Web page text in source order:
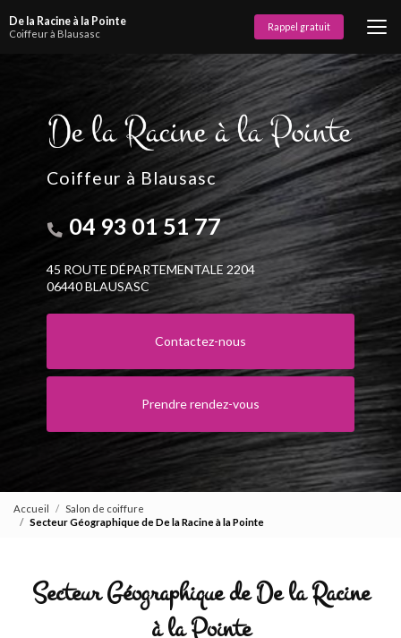
au
contenu
De la Racine à la Pointe
Coiffeur à Blausasc
Rappel gratuit
Coiffeur à Blausasc
04 93 01 51 77
45 ROUTE DÉPARTEMENTALE 2204
06440 BLAUSASC
Contactez-nous
Prendre rendez-vous
Accueil
Salon de coiffure
Secteur Géographique de De la Racine à la Pointe
Secteur Géographique de De la Racine
à la Pointe